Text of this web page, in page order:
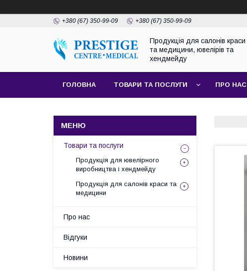
+380 (67) 350-99-09 +380 (67) 350-99-09
Продукція для салонів краси
та медицини, ювелірів та
хендмейду
ГОЛОВНА ТОВАРИ ТА ПОСЛУГИ ПРО НАС
Товари та послуги
Продукція для ювелірного
виробництва і хендмейду
Продукція для салонів краси та
медицини
Про нас
Відгуки
Новини